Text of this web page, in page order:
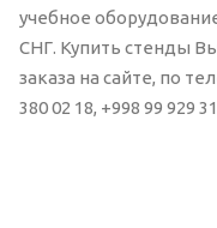
учебное
СНГ. Купить стенды
заказа на сайте, по
380 02 18, +998 99 929